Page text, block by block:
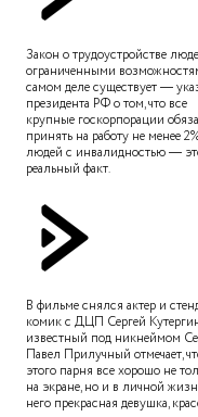
Закон о трудоустройстве
ограниченными
самом деле существует —
президента РФ о том, что все
крупные госкорпорации
принять на работу не менее
людей с инвалидностью —
реальный факт.
В фильме снялся актер и
комик с ДЦП Сергей
известный под никнеймом
Павел Прилучный отмечает,
этого парня все хорошо не
на экране, но и в личной
него прекрасная девушка,